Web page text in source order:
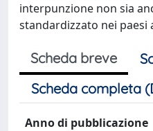
interpunzione non sia
standardizzato nei paesi
Scheda breve
Scheda completa
Anno di pubblicazione